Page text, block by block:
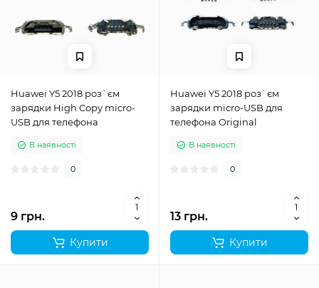
Huawei Y5 2018 роз`єм
зарядки High Copy micro-
USB для телефона
В наявності
0
9 грн.
Купити
Huawei Y5 2018 роз`єм
зарядки micro-USB для
телефона Original
В наявності
0
13 грн.
Купити